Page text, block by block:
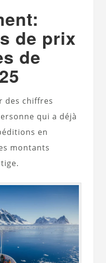
de prix
de
des chiffres
qui a déjà
en
montants